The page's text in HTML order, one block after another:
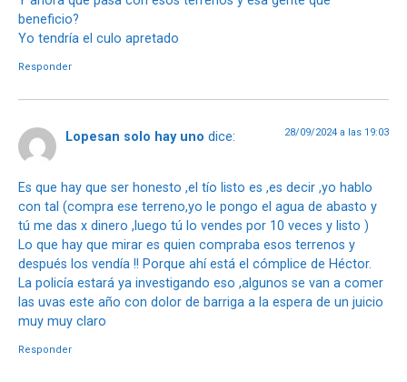
beneficio?
Yo tendría el culo apretado
Responder
Lopesan solo hay uno dice: 28/09/2024 a las 19:03
Es que hay que ser honesto ,el tío listo es ,es decir ,yo hablo
con tal (compra ese terreno,yo le pongo el agua de abasto y
tú me das x dinero ,luego tú lo vendes por 10 veces y listo )
Lo que hay que mirar es quien compraba esos terrenos y
después los vendía !! Porque ahí está el cómplice de Héctor.
La policía estará ya investigando eso ,algunos se van a comer
las uvas este año con dolor de barriga a la espera de un juicio
muy muy claro
Responder